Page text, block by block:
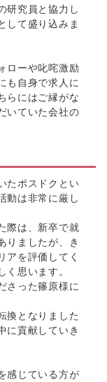
研究員と協力し
して盛り込みま
ローや叱咤激励
も自身で求人に
らにはご縁がな
いていた会社の
たポスドクとい
動は非常に厳し
際は、新卒で就
りましたが、き
アを評価してく
く思います。
さった篠原様に
換となりました
に貢献していき
感じている方が